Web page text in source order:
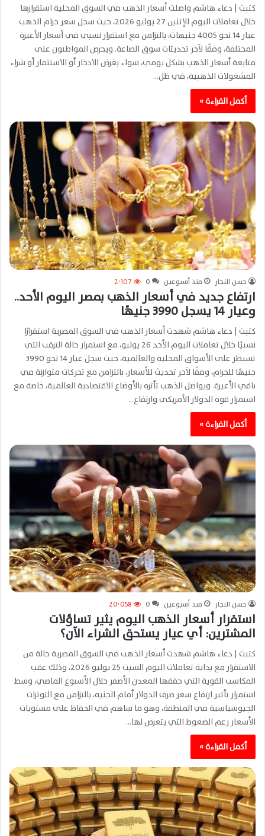
كتبت | دعاء هاشم واصلت أسعار الذهب في السوق المحلية استقرارها
خلال تعاملات اليوم الإثنين 27 يوليو 2026، حيث سجل سعر جرام الذهب
عيار 14 نحو 4005 جنيهات، بالتزامن مع استقرار نسبي في أسعار الأعيرة
المختلفة، وفقًا لآخر تحديثات سوق الصاغة. ويحرص المواطنون على
متابعة أسعار الذهب بشكل يومي، سواء بغرض الادخار أو الاستثمار أو شراء
المشغولات الذهبية، في ظل…
أكمل القراءة »
حسن النجار منذ أسبوعين 0 2٬107
ارتفاع جديد في أسعار الذهب بمصر اليوم الأحد..
وعيار 14 يسجل 3990 جنيهًا
كتبت | دعاء هاشم شهدت أسعار الذهب في السوق المصرية استقرارًا
نسبيًا خلال تعاملات اليوم الأحد 26 يوليو، مع استمرار حالة الترقب التي
تسيطر على الأسواق المحلية والعالمية، حيث سجل عيار 14 نحو 3990
جنيهًا للجرام، وفقًا لآخر تحديث للأسعار، بالتزامن مع تحركات متوازنة في
باقي الأعيرة. ويواصل الذهب تأثره بالأوضاع الاقتصادية العالمية، خاصة مع
استمرار قوة الدولار الأمريكي وارتفاع…
أكمل القراءة »
حسن النجار منذ أسبوعين 0 20٬058
استقرار أسعار الذهب اليوم يثير تساؤلات
المشترين: أي عيار يستحق الشراء الآن؟
كتبت | دعاء هاشم شهدت أسعار الذهب في السوق المصرية حالة من
الاستقرار مع بداية تعاملات اليوم السبت 25 يوليو 2026، وذلك عقب
المكاسب القوية التي حققها المعدن الأصفر خلال الأسبوع الماضي، وسط
استمرار تأثير ارتفاع سعر صرف الدولار أمام الجنيه، بالتزامن مع التوترات
الجيوسياسية في المنطقة، وهو ما ساهم في الحفاظ على مستويات
الأسعار رغم الضغوط التي يتعرض لها…
أكمل القراءة »